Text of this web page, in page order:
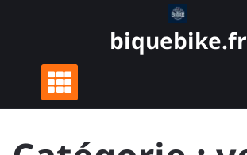
biquebike.fr